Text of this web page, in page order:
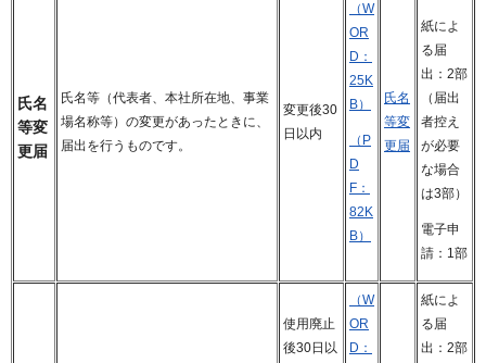
氏名
等変
更届
氏名等（代表者、本社所在地、事業
場名称等）の変更があったときに、
届出を行うものです。
変更後30
日以内
（W
OR
D：
25K
B）
（P
D
F：
82K
B）
氏名
等変
更届
紙によ
る届
出：2部
（届出
者控え
が必要
な場合
は3部）
電子申
請：1部
使用廃止
後30日以
（W
OR
D：
紙によ
る届
出：2部